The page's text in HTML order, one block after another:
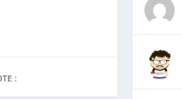
: